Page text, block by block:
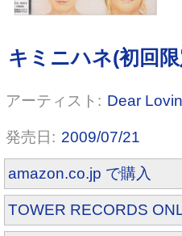
Dear
2009/07/21
amazon.co.jp で購入
TOWER RECORDS
P・E・R・O★LIPではじ